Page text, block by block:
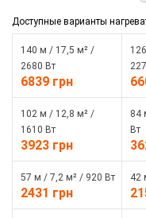
Доступные варианты
140 м / 17,5 м² /
2680 Вт
6839 грн
102 м / 12,8 м² /
1610 Вт
3923 грн
84
Вт
57 м / 7,2 м² / 920 Вт
2431 грн
42